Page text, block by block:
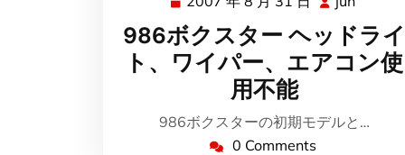
8
月
986ボクスター ヘッドライ
ト、ワイパー、エアコン使
用不能
986ボクスターの初期モデルと…
0 Comments